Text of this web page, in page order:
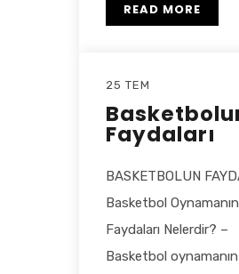
READ MORE
25 TEM
Faydaları
BASKETBOLUN
Basketbol Oynamanın
Faydaları Nelerdir? –
Basketbol